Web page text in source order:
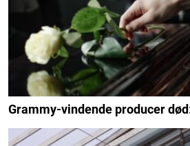
Grammy-vindende producer